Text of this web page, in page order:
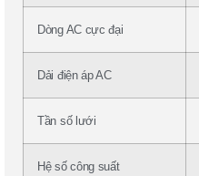
Dòng AC cực đại
Dải điện áp AC
Tần số lưới
Hệ số công suất